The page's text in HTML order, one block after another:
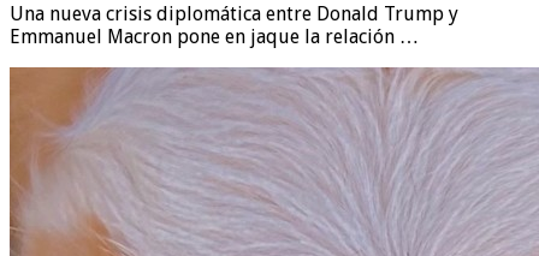
Una nueva crisis diplomática entre Donald Trump y
Emmanuel Macron pone en jaque la relación …